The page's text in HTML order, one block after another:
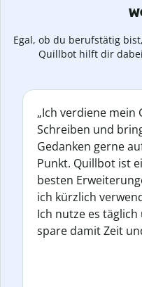
Egal, ob du berufstätig
Quillbot hilft dir
„Ich verdiene mein
Schreiben und
Gedanken gerne
Punkt. Quillbot ist
besten
ich kürzlich
Ich nutze es täglich
spare damit Zeit